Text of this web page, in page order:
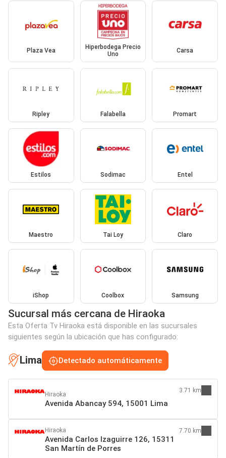
Plaza Vea
Hiperbodega Precio
Uno
Carsa
Ripley Falabella Promart
Estilos Sodimac Entel
Maestro Tai Loy Claro
iShop Coolbox Samsung
Sucursal más cercana de Hiraoka
Esta Oferta Tv Hiraoka está disponible en las sucursales
siguientes según la ubicación que has configurado:
Lima Detectado automáticamente
Hiraoka
Avenida Abancay 594, 15001 Lima
3.71 km
Hiraoka
Avenida Carlos Izaguirre 126, 15311
San Martín de Porres
7.70 km